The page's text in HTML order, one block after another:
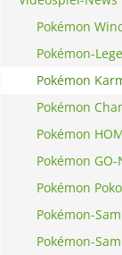
Pokémon
Pokémon-
Pokémon
Pokémon
Pokémon
Pokémon GO-
Pokémon
Pokémon-
Pokémon-